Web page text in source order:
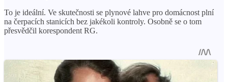
To je ideální. Ve skutečnosti se plynové lahve pro domácnost plní
na čerpacích stanicích bez jakékoli kontroly. Osobně se o tom
přesvědčil korespondent RG.